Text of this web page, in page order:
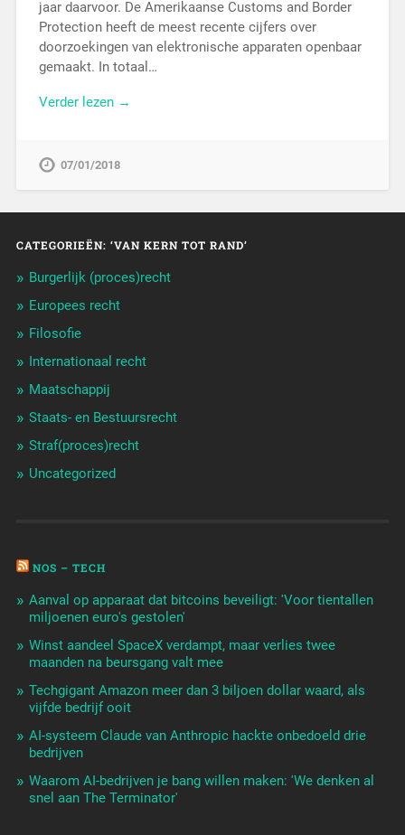
jaar daarvoor. De Amerikaanse Customs and Border
Protection heeft de meest recente cijfers over
doorzoekingen van elektronische apparaten openbaar
gemaakt. In totaal…
Verder lezen →
07/01/2018
CATEGORIEËN: ‘VAN KERN TOT RAND’
Burgerlijk (proces)recht
Europees recht
Filosofie
Internationaal recht
Maatschappij
Staats- en Bestuursrecht
Straf(proces)recht
Uncategorized
NOS – TECH
Aanval op apparaat dat bitcoins beveiligt: 'Voor tientallen
miljoenen euro's gestolen'
Winst aandeel SpaceX verdampt, maar verlies twee
maanden na beursgang valt mee
Techgigant Amazon meer dan 3 biljoen dollar waard, als
vijfde bedrijf ooit
AI-systeem Claude van Anthropic hackte onbedoeld drie
bedrijven
Waarom AI-bedrijven je bang willen maken: 'We denken al
snel aan The Terminator'